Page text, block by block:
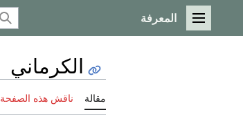
القائمة الرئيسية
المعرفة
الكرماني
مقالة ناقش هذه الصفحة